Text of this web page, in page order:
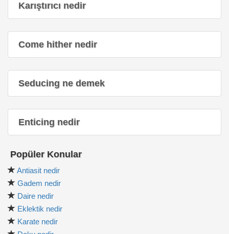
Karıştırıcı nedir
Come hither nedir
Seducing ne demek
Enticing nedir
Popüler Konular
Antiasit nedir
Gadem nedir
Daire nedir
Eklektik nedir
Karate nedir